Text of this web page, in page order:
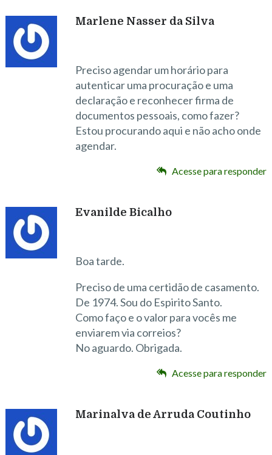
Marlene Nasser da Silva
Preciso agendar um horário para
autenticar uma procuração e uma
declaração e reconhecer firma de
documentos pessoais, como fazer?
Estou procurando aqui e não acho onde
agendar.
Acesse para responder
Evanilde Bicalho
Boa tarde.
Preciso de uma certidão de casamento.
De 1974. Sou do Espirito Santo.
Como faço e o valor para vocês me
enviarem via correios?
No aguardo. Obrigada.
Acesse para responder
Marinalva de Arruda Coutinho